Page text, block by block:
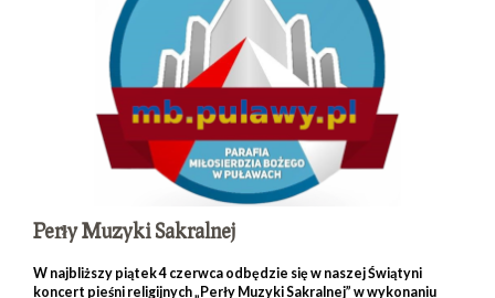
Perły Muzyki Sakralnej
W najbliższy piątek 4 czerwca odbędzie się w naszej Świątyni
koncert pieśni religijnych „Perły Muzyki Sakralnej” w wykonaniu